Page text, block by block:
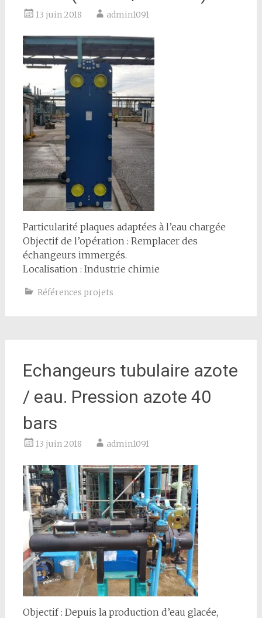
13 juin 2018 admin1091
Particularité plaques adaptées à l’eau chargée
Objectif de l’opération : Remplacer des
échangeurs immergés.
Localisation : Industrie chimie
Références projets
Echangeurs tubulaire azote
/ eau. Pression azote 40
bars
13 juin 2018 admin1091
Objectif : Depuis la production d’eau glacée,